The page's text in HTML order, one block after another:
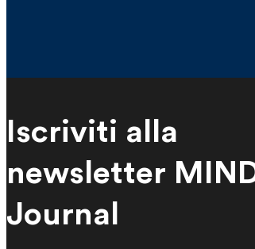
Iscriviti alla
newsletter
Journal